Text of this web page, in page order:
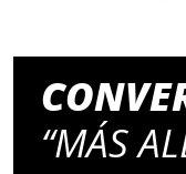
“MÁS